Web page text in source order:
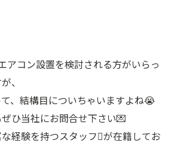
アコン設置を検討される方がいらっ
、
、結構目についちゃいますよね😭
ひ当社にお問合せ下さい💌
経験を持つスタッフ󰠼が在籍してお